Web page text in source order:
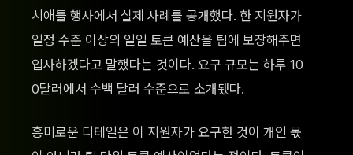
시애틀 행사에서 실제 사례를 공개했다. 한 지원자가
일정 수준 이상의 일일 토큰 예산을 팀에 보장해주면
입사하겠다고 말했다는 것이다. 요구 규모는 하루 10
0달러에서 수백 달러 수준으로 소개됐다.
흥미로운 디테일은 이 지원자가 요구한 것이 개인 몫